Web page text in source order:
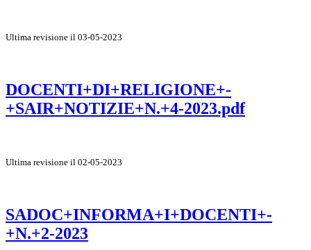
Ultima revisione il 03-05-2023
DOCENTI+DI+RELIGIONE+-
+SAIR+NOTIZIE+N.+4-2023.pdf
Ultima revisione il 02-05-2023
SADOC+INFORMA+I+DOCENTI+-
+N.+2-2023